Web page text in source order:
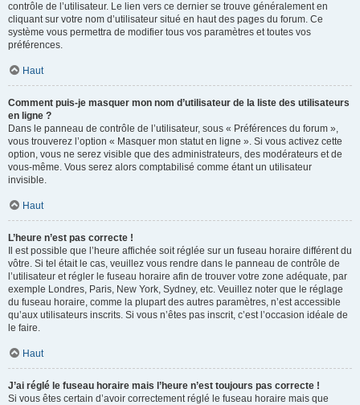
contrôle de l’utilisateur. Le lien vers ce dernier se trouve généralement en
cliquant sur votre nom d’utilisateur situé en haut des pages du forum. Ce
système vous permettra de modifier tous vos paramètres et toutes vos
préférences.
Haut
Comment puis-je masquer mon nom d’utilisateur de la liste des utilisateurs
en ligne ?
Dans le panneau de contrôle de l’utilisateur, sous « Préférences du forum »,
vous trouverez l’option « Masquer mon statut en ligne ». Si vous activez cette
option, vous ne serez visible que des administrateurs, des modérateurs et de
vous-même. Vous serez alors comptabilisé comme étant un utilisateur
invisible.
Haut
L’heure n’est pas correcte !
Il est possible que l’heure affichée soit réglée sur un fuseau horaire différent du
vôtre. Si tel était le cas, veuillez vous rendre dans le panneau de contrôle de
l’utilisateur et régler le fuseau horaire afin de trouver votre zone adéquate, par
exemple Londres, Paris, New York, Sydney, etc. Veuillez noter que le réglage
du fuseau horaire, comme la plupart des autres paramètres, n’est accessible
qu’aux utilisateurs inscrits. Si vous n’êtes pas inscrit, c’est l’occasion idéale de
le faire.
Haut
J’ai réglé le fuseau horaire mais l’heure n’est toujours pas correcte !
Si vous êtes certain d’avoir correctement réglé le fuseau horaire mais que